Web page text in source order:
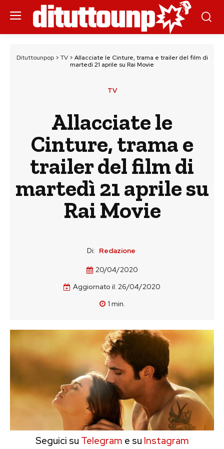
Dituttounpop> TV> Allacciate le Cinture, trama e trailer del film di
martedì 21 aprile su Rai Movie
TV
Allacciate le
Cinture, trama e
trailer del film di
martedì 21 aprile su
Rai Movie
Di: Redazione
20/04/2020
Aggiornato il: 26/04/2020
1 min.
Seguici su Telegram e su Instagram